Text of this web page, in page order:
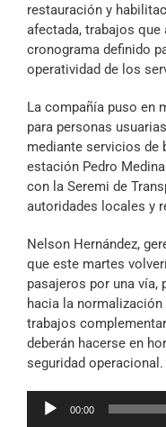
restauración y
afectada, trabajos que
cronograma definido
operatividad de los
La compañía puso en
para personas
mediante servicios de
estación Pedro
con la Seremi de
autoridades locales y
Nelson Hernández,
que este martes
pasajeros por una vía,
hacia la
trabajos
deberán hacerse en
seguridad operacional.
Reproductor
00:00